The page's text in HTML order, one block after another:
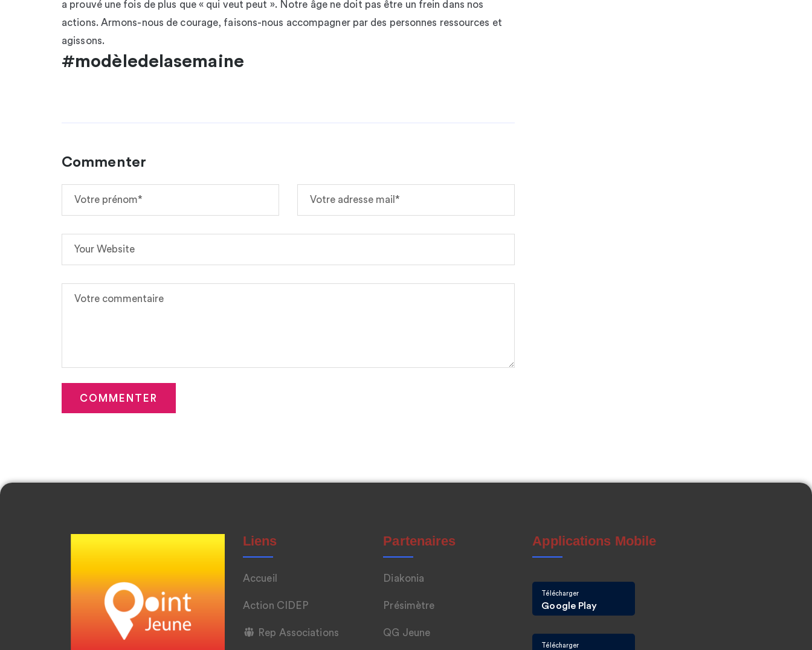
a prouvé une fois de plus que « qui veut peut ». Notre âge ne doit pas être un frein dans nos
actions. Armons-nous de courage, faisons-nous accompagner par des personnes ressources et
agissons.
#modèledelasemaine
Commenter
Liens
Accueil
Action CIDEP
Rep Associations
Partenaires
Diakonia
Présimètre
QG Jeune
Applications Mobile
Télécharger
Google Play
Télécharger